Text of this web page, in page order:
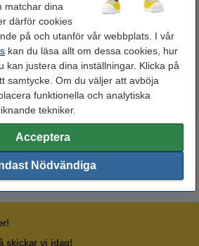
matchar dina
därför cookies
på och utanför vår webbplats. I vår
kan du läsa allt om dessa cookies, hur
kan justera dina inställningar. Klicka på
samtycke. Om du väljer att avböja
funktionella och analytiska
tekniker.
Acceptera
Nödvändiga
|
Lamineringsfickor A4 80 mik. |
125 kr Inkl. 25% Moms
skickar vi idag!